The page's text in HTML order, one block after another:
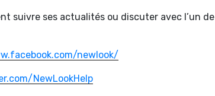
suivre ses actualités ou discuter avec l’un de
newlook/
NewLookHelp